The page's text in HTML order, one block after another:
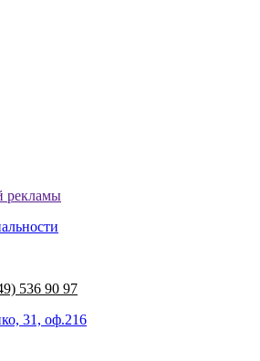
рекламы
536 90 97
31, оф.216